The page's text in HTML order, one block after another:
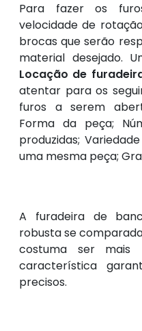
Para fazer os
velocidade de
brocas que serão
material desejado.
Locação de
atentar para os
furos a serem
Forma da peça;
produzidas;
uma mesma peça;
A furadeira de
robusta se
costuma ser mais
característica
precisos.